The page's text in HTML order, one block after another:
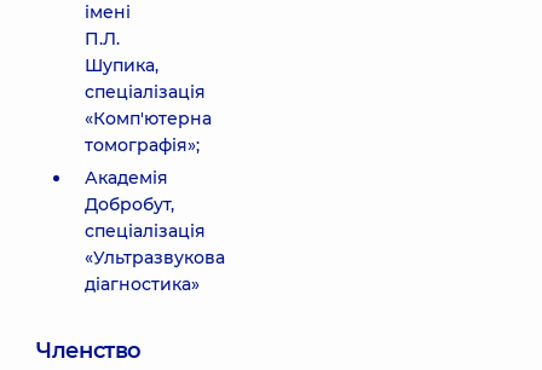
імені
П.Л.
Шупика,
спеціалізація
«Комп'ютерна
томографія»;
Академія
Добробут,
спеціалізація
«Ультразвукова
діагностика»
Членство